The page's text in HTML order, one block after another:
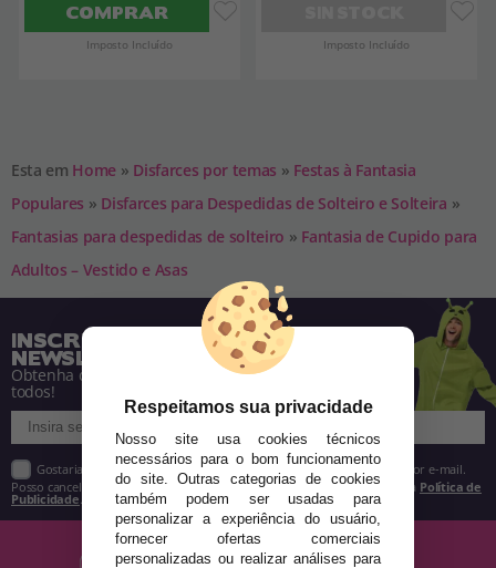
COMPRAR
Imposto Incluído Imposto Incluído
Esta em Home » Disfarces por temas » Festas à Fantasia
Populares » Disfarces para Despedidas de Solteiro e Solteira »
Fantasias para despedidas de solteiro » Fantasia de Cupido para
Adultos – Vestido e Asas
INSCREVA-SE NA NOSSA
NEWSLETTER
Obtenha descontos e saiba de tudo antes de
todos!
Gostaria de receber descontos exclusivos, novidades e tendências por e-mail.
Posso cancelar a inscrição a qualquer momento, conforme estipulado na Política de
Publicidade
Respeitamos sua privacidade
Nosso site usa cookies técnicos
necessários para o bom funcionamento
do site. Outras categorias de cookies
também podem ser usadas para
personalizar a experiência do usuário,
fornecer ofertas comerciais
personalizadas ou realizar análises para